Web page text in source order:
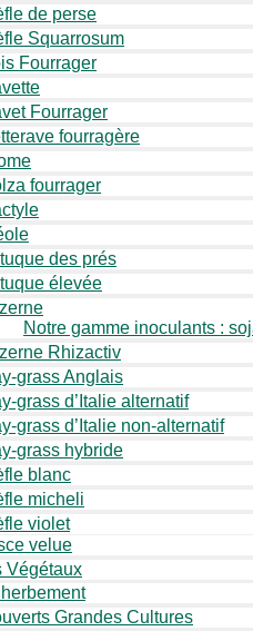
de perse
Squarrosum
Fourrager
Fourrager
fourragère
fourrager
des prés
élevée
Notre gamme inoculants :
Rhizactiv
grass Anglais
grass d’Italie alternatif
grass d’Italie non-alternatif
grass hybride
blanc
micheli
violet
velue
Végétaux
Grandes Cultures